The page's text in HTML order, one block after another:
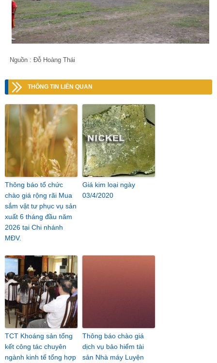
Nguồn : Đỗ Hoàng Thái
THÔNG TIN LIÊN QUAN
Thông báo tổ chức
chào giá rộng rãi Mua
sắm vật tư phục vụ sản
xuất 6 tháng đầu năm
2026 tại Chi nhánh
MĐV.
Giá kim loại ngày
03/4/2020
TCT Khoáng sản tổng
kết công tác chuyên
ngành kinh tế tổng hợp
Thông báo chào giá
dịch vụ bảo hiểm tài
sản Nhà máy Luyện